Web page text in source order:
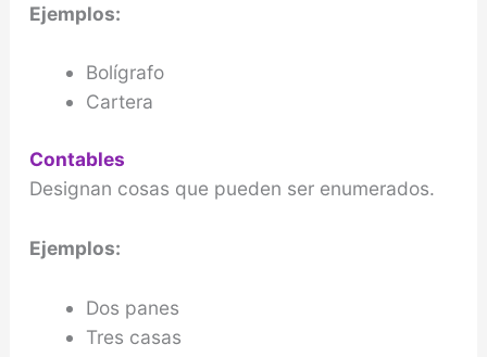
Ejemplos:
Bolígrafo
Cartera
Contables
Designan cosas que pueden ser enumerados.
Ejemplos:
Dos panes
Tres casas